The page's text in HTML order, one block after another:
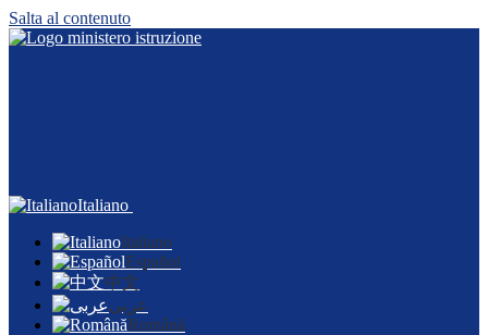
Salta al contenuto
Italiano
Italiano
Español
中文
عربى
Română